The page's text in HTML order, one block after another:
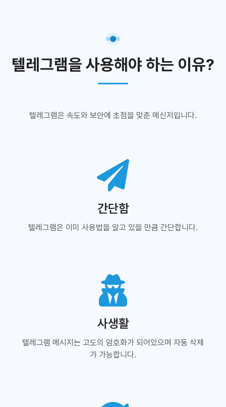
텔레그램을 사용해야 하는 이유?
텔레그램은 속도와 보안에 초점을 맞춘 메신저입니다.
간단함
텔레그램은 이미 사용법을 알고 있을 만큼 간단합니다.
사생활
텔레그램 메시지는 고도의 암호화가 되어있으며 자동 삭제
가 가능합니다.